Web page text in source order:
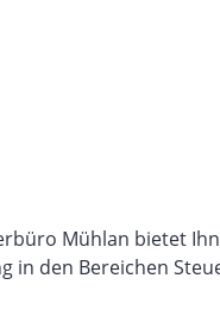
Mühlan bietet
in den Bereichen